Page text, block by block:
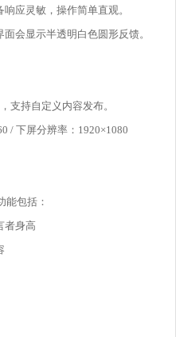
响应灵敏，操作简单直观。
会显示半透明白色圆形反馈。
支持自定义内容发布。
/ 下屏分辨率：1920×1080
能包括：
者身高